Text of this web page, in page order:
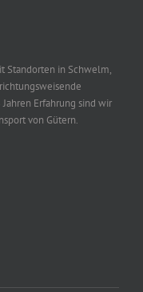
Standorten in Schwelm,
Erfahrung sind wir
von Gütern.